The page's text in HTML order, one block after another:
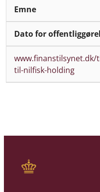
til-nilfisk-holding